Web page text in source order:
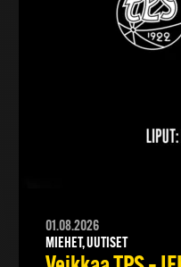
01.08.2026
MIEHET, UUTISET